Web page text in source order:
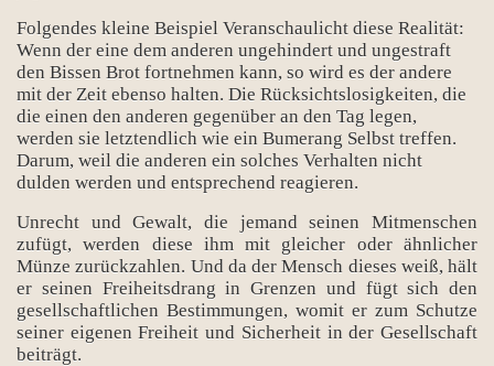
Folgendes kleine Beispiel Veranschaulicht diese Realität:
Wenn der eine dem anderen ungehindert und ungestraft
den Bissen Brot fortnehmen kann, so wird es der andere
mit der Zeit ebenso halten. Die Rücksichtslosigkeiten, die
die einen den anderen gegenüber an den Tag legen,
werden sie letztendlich wie ein Bumerang Selbst treffen.
Darum, weil die anderen ein solches Verhalten nicht
dulden werden und entsprechend reagieren.
Unrecht und Gewalt, die jemand seinen Mitmenschen
zufügt, werden diese ihm mit gleicher oder ähnlicher
Münze zurückzahlen. Und da der Mensch dieses weiß, hält
er seinen Freiheitsdrang in Grenzen und fügt sich den
gesellschaftlichen Bestimmungen, womit er zum Schutze
seiner eigenen Freiheit und Sicherheit in der Gesellschaft
beiträgt.